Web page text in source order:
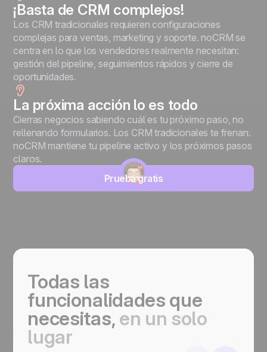
¡Basta de CRM complejos!
Los CRM tradicionales requieren configuraciones
complejas para ventas, marketing y soporte. noCRM se
centra en lo que los vendedores realmente necesitan:
gestión del pipeline, seguimientos rápidos y cierre de
oportunidades.
La próxima acción lo es todo
Cierras negocios sabiendo cuál es tu próximo paso, no
rellenando formularios. Los CRM tradicionales te frenan.
noCRM mantiene tu pipeline activo y los próximos pasos
claros.
Prueba gratis
Todas las
funcionalidades que
necesitas, en un solo
lugar